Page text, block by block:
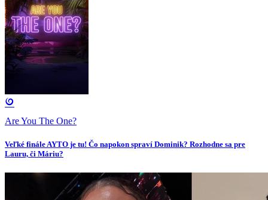
Are You The One?
Veľké finále AYTO je tu! Čo napokon spraví Dominik? Rozhodne sa pre
Lauru, či Máriu?